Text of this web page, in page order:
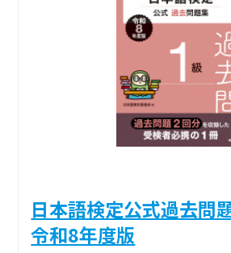
日本語検定公式過去
令和8年度版